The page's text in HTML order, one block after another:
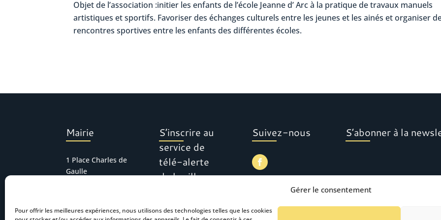
Gérer le consentement
Pour offrir les meilleures expériences, nous utilisons des technologies telles que les cookies
Objet de l’association :initier les enfants de l’école Jeanne d’ Arc à la pratique de travaux manuels
artistiques et sportifs. Favoriser des échanges culturels entre les jeunes et les ainés et organiser
rencontres sportives entre les enfants des différentes écoles.
Mairie
1 Place Charles de
Gaulle
mairie.accueil@bel
S’inscrire au
service de
télé-alerte
de la ville
Suivez-nous S’abonner à la